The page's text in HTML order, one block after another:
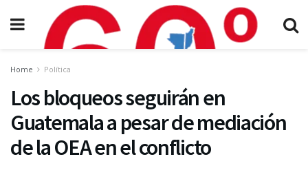
Home Política
Los bloqueos seguirán en
Guatemala a pesar de mediación
de la OEA en el conflicto